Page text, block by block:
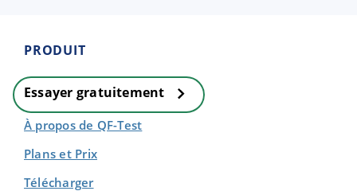
PRODUIT
Essayer gratuitement
À propos de QF-Test
Plans et Prix
Télécharger